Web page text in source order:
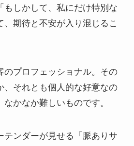
もしかして、私にだけ特別な
、期待と不安が入り混じるこ
のプロフェッショナル。その
、それとも個人的な好意なの
かなか難しいものです。
テンダーが見せる「脈ありサ